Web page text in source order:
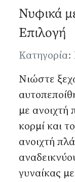
Νυφικά
Επιλογή
Κατηγορία:
Νιώστε
με ανοιχτή
κορμί και
ανοιχτή
γυναίκας